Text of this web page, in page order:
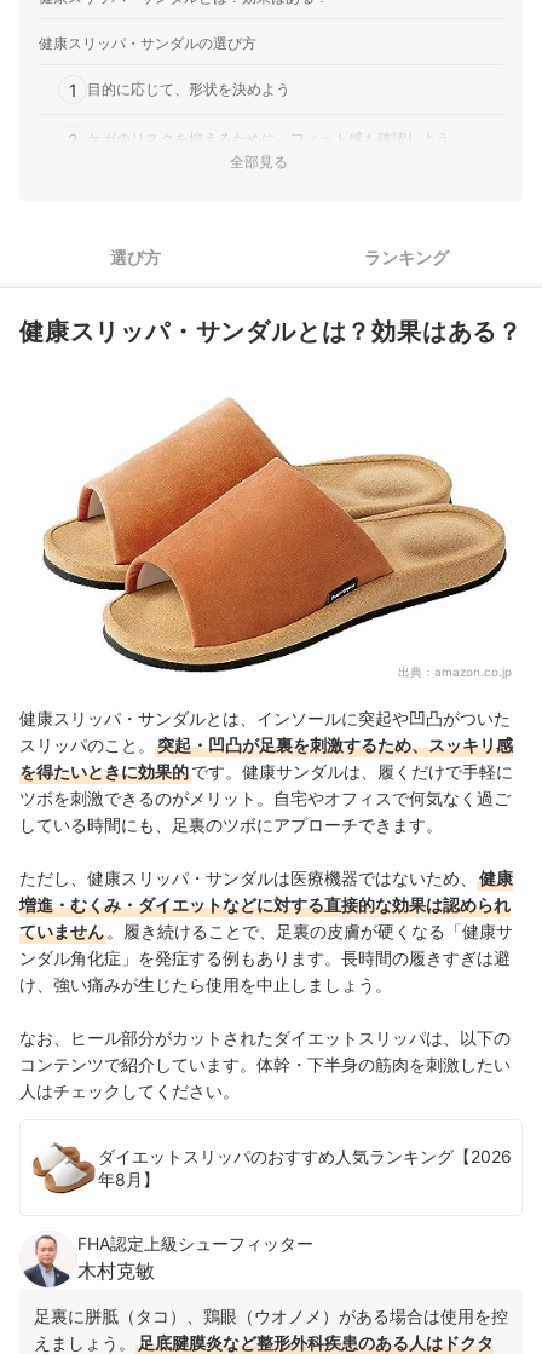
健康スリッパ・サンダルの選び方
1 目的に応じて、形状を決めよう
2 ケガのリスクを抑えるために、フィット感も確認しよう
健康スリッパ・サンダル全14商品おすすめ人気ランキング
健康スリッパ・サンダルの売れ筋ランキングもチェック！
全部見る
選び方 ランキング
健康スリッパ・サンダルとは？効果はある？
出典： amazon.co.jp
健康スリッパ・サンダルとは、インソールに突起や凹凸がついた
スリッパのこと。
突起・凹凸が足裏を刺激するため、スッキリ感
を得たいときに効果的です。健康サンダルは、履くだけで手軽に
ツボを刺激できるのがメリット。自宅やオフィスで何気なく過ご
している時間にも、足裏のツボにアプローチできます。
ただし、健康スリッパ・サンダルは医療機器ではないため、
健康
増進・むくみ・ダイエットなどに対する直接的な効果は認められ
ていません 。履き続けることで、足裏の皮膚が硬くなる「健康サ
ンダル角化症」を発症する例もあります。長時間の履きすぎは避
け、強い痛みが生じたら使用を中止しましょう。
なお、ヒール部分がカットされたダイエットスリッパは、以下の
コンテンツで紹介しています。体幹・下半身の筋肉を刺激したい
人はチェックしてください。
ダイエットスリッパのおすすめ人気ランキング【2026
年8月】
FHA認定上級シューフィッター
木村克敏
足裏に胼胝（タコ）、鶏眼（ウオノメ）がある場合は使用を控
えましょう。
足底腱膜炎など整形外科疾患のある人はドクタ